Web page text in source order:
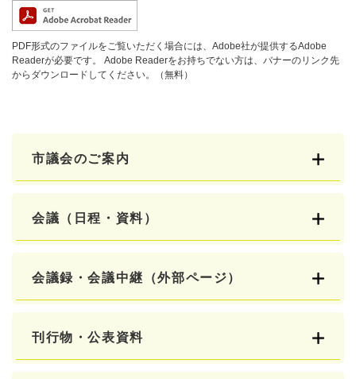
PDF形式のファイルをご覧いただく場合には、Adobe社が提供するAdobe
Readerが必要です。
Adobe Readerをお持ちでない方は、バナーのリンク先
からダウンロードしてください。（無料）
市議会のご案内
会議（日程・資料）
会議録・会議中継（外部ページ）
刊行物・公表資料